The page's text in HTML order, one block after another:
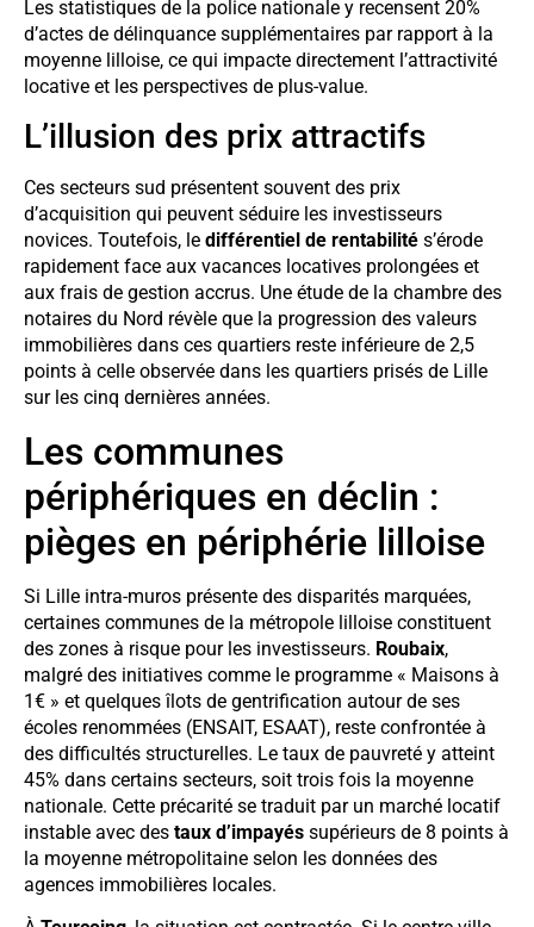
Les statistiques de la police nationale y recensent 20%
d’actes de délinquance supplémentaires par rapport à la
moyenne lilloise, ce qui impacte directement l’attractivité
locative et les perspectives de plus-value.
L’illusion des prix attractifs
Ces secteurs sud présentent souvent des prix
d’acquisition qui peuvent séduire les investisseurs
novices. Toutefois, le différentiel de rentabilité s’érode
rapidement face aux vacances locatives prolongées et
aux frais de gestion accrus. Une étude de la chambre des
notaires du Nord révèle que la progression des valeurs
immobilières dans ces quartiers reste inférieure de 2,5
points à celle observée dans les quartiers prisés de Lille
sur les cinq dernières années.
Les communes
périphériques en déclin :
pièges en périphérie lilloise
Si Lille intra-muros présente des disparités marquées,
certaines communes de la métropole lilloise constituent
des zones à risque pour les investisseurs. Roubaix,
malgré des initiatives comme le programme « Maisons à
1€ » et quelques îlots de gentrification autour de ses
écoles renommées (ENSAIT, ESAAT), reste confrontée à
des difficultés structurelles. Le taux de pauvreté y atteint
45% dans certains secteurs, soit trois fois la moyenne
nationale. Cette précarité se traduit par un marché locatif
instable avec des taux d’impayés supérieurs de 8 points à
la moyenne métropolitaine selon les données des
agences immobilières locales.